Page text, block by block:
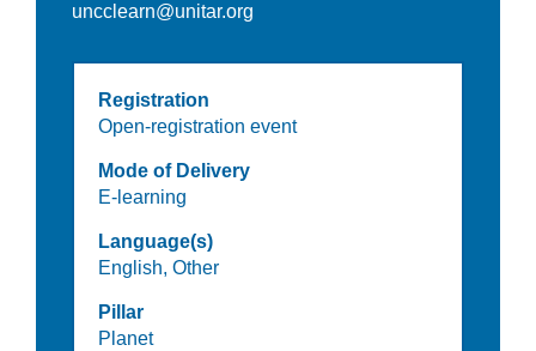
uncclearn@unitar.org
Registration
Open-registration event
Mode of Delivery
E-learning
Language(s)
English, Other
Pillar
Planet